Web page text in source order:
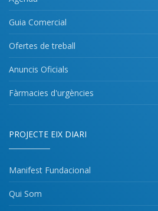
Guia Comercial
Ofertes de treball
Anuncis Oficials
Fàrmacies d'urgències
PROJECTE EIX DIARI
Manifest Fundacional
Qui Som